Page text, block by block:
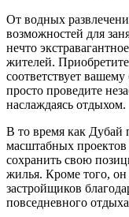
От водных
возможностей для
нечто
жителей.
соответствует
просто проведите
наслаждаясь отдыхом.
В то время как Дубай
масштабных
сохранить свою
жилья. Кроме того,
застройщиков
повседневного